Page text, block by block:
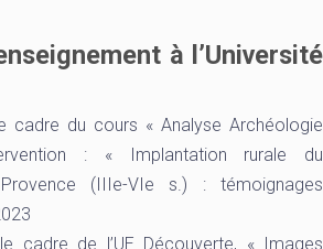
à l’Université
cadre du cours « Analyse Archéologie
: « Implantation rurale du
(IIIe-VIe s.) : témoignages
cadre de l’UE Découverte, « Images